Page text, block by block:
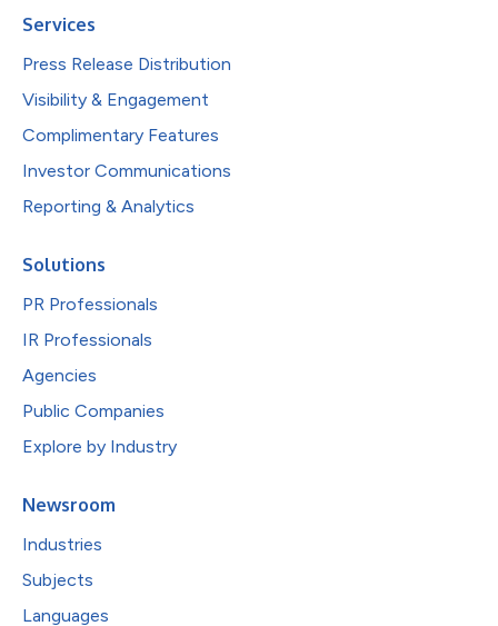
Services
Press Release Distribution
Visibility & Engagement
Complimentary Features
Investor Communications
Reporting & Analytics
Solutions
PR Professionals
IR Professionals
Agencies
Public Companies
Explore by Industry
Newsroom
Industries
Subjects
Languages